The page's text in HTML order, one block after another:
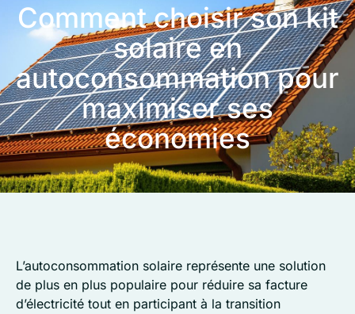
Comment choisir son kit
solaire en
autoconsommation pour
maximiser ses
économies
L’autoconsommation solaire représente une solution
de plus en plus populaire pour réduire sa facture
d’électricité tout en participant à la transition